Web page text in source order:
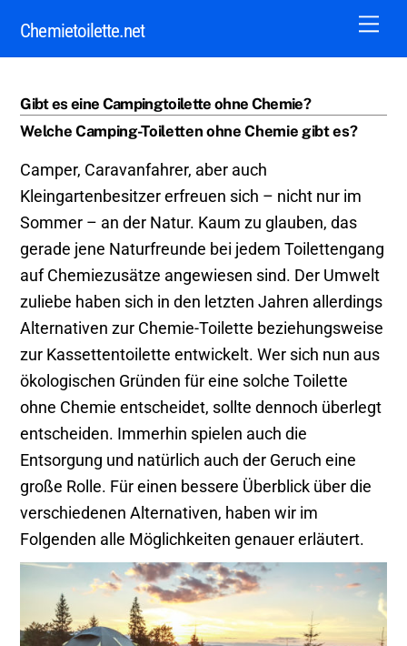
Chemietoilette.net
Gibt es eine Campingtoilette ohne Chemie?
Welche Camping-Toiletten ohne Chemie gibt es?
Camper, Caravanfahrer, aber auch
Kleingartenbesitzer erfreuen sich – nicht nur im
Sommer – an der Natur. Kaum zu glauben, das
gerade jene Naturfreunde bei jedem Toilettengang
auf Chemiezusätze angewiesen sind. Der Umwelt
zuliebe haben sich in den letzten Jahren allerdings
Alternativen zur Chemie-Toilette beziehungsweise
zur Kassettentoilette entwickelt. Wer sich nun aus
ökologischen Gründen für eine solche Toilette
ohne Chemie entscheidet, sollte dennoch überlegt
entscheiden. Immerhin spielen auch die
Entsorgung und natürlich auch der Geruch eine
große Rolle. Für einen bessere Überblick über die
verschiedenen Alternativen, haben wir im
Folgenden alle Möglichkeiten genauer erläutert.